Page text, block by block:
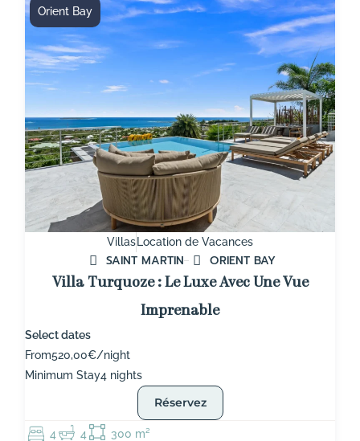
Villas Location de Vacances
SAINT MARTIN
ORIENT BAY
Villa Turquoze : Le Luxe Avec Une Vue
Imprenable
Select dates
From520,00€/night
Minimum Stay4 nights
Réservez
4 4 300 m²
Orient Bay